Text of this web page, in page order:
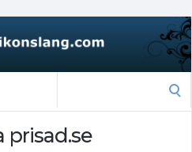
prisad.se